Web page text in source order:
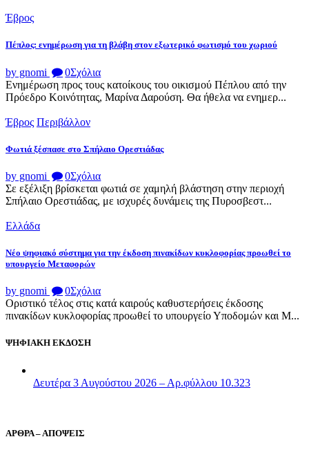
Έβρος
Πέπλος: ενημέρωση για τη βλάβη στον εξωτερικό φωτισμό του χωριού
by gnomi 0Σχόλια
Ενημέρωση προς τους κατοίκους του οικισμού Πέπλου από την
Πρόεδρο Κοινότητας, Μαρίνα Δαρούση. Θα ήθελα να ενημερ...
Έβρος Περιβάλλον
Φωτιά ξέσπασε στο Σπήλαιο Ορεστιάδας
by gnomi 0Σχόλια
Σε εξέλιξη βρίσκεται φωτιά σε χαμηλή βλάστηση στην περιοχή
Σπήλαιο Ορεστιάδας, με ισχυρές δυνάμεις της Πυροσβεστ...
Ελλάδα
Νέο ψηφιακό σύστημα για την έκδοση πινακίδων κυκλοφορίας προωθεί το
υπουργείο Μεταφορών
by gnomi 0Σχόλια
Οριστικό τέλος στις κατά καιρούς καθυστερήσεις έκδοσης
πινακίδων κυκλοφορίας προωθεί το υπουργείο Υποδομών και Μ...
ΨΗΦΙΑΚΗ ΕΚΔΟΣΗ
Δευτέρα 3 Αυγούστου 2026 – Αρ.φύλλου 10.323
ΑΡΘΡΑ – ΑΠΟΨΕΙΣ